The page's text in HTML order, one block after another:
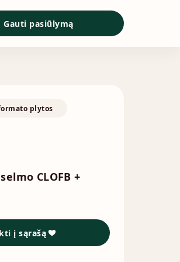
Gauti pasiūlymą
plytos
CLOFB +
į sąrašą